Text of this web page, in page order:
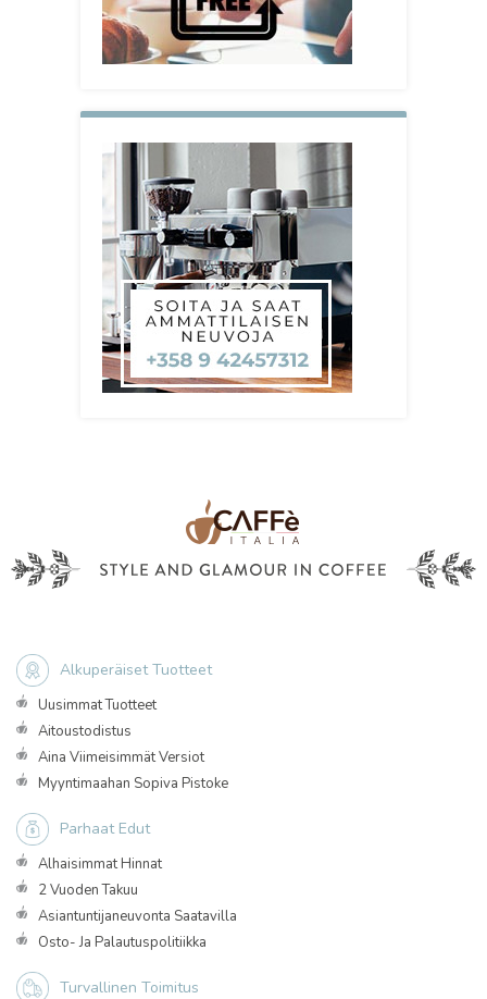
Alkuperäiset Tuotteet
Uusimmat Tuotteet
Aitoustodistus
Aina Viimeisimmät Versiot
Myyntimaahan Sopiva Pistoke
Parhaat Edut
Alhaisimmat Hinnat
2 Vuoden Takuu
Asiantuntijaneuvonta Saatavilla
Osto- Ja Palautuspolitiikka
Turvallinen Toimitus